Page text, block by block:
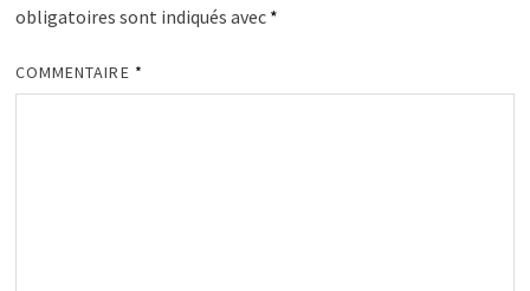
obligatoires sont indiqués avec *
COMMENTAIRE *